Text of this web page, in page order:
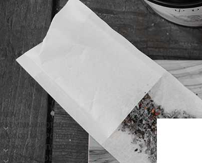
ΚΑΤΗΓΟΡΊΕΣ
NEW
PREMIUM ΠΡΟΙΟΝΤΑ
ΒΙΟΛΟΓΙΚΑ ΠΡΟΪΟΝΤΑ
ΒΟΤΑΝΑ & ΜΠΑΧΑΡΙΚΑ
ΓΛΥΚΑ & ΑΡΤΟΣ
Αρχική σελίδα